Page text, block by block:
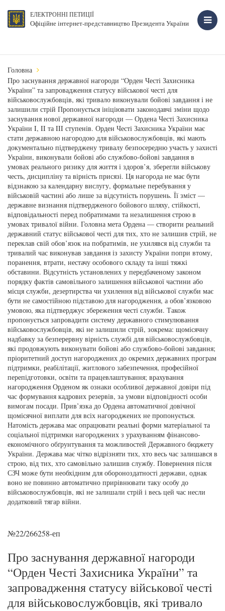
ЕЛЕКТРОННІ ПЕТИЦІЇ
Офіційне інтернет-представництво Президента України
Головна
Про заснування державної нагороди “Орден Честі Захисника
України” та запровадження статусу військової честі для
військовослужбовців, які тривало виконували бойові завдання і не
залишили стрій Пропонується ініціювати законодавчі зміни щодо
заснування нової державної нагороди — Ордена Честі Захисника
України I, II та III ступенів. Орден Честі Захисника України має
стати державною нагородою для військовослужбовців, які мають
документально підтверджену тривалу безпосередню участь у захисті
України, виконували бойові або службово-бойові завдання в
умовах реального ризику для життя і здоров’я, зберегли військову
честь, дисципліну та вірність присязі. Ця нагорода не має бути
відзнакою за календарну вислугу, формальне перебування у
військовій частині або лише за відсутність порушень. Її зміст —
державне визнання підтвердженого бойового шляху, стійкості,
відповідальності перед побратимами та незалишення строю в
умовах тривалої війни. Головна мета Ордена — створити реальний
державний статус військової честі для тих, хто не залишив стрій, не
переклав свій обов’язок на побратимів, не ухилявся від служби та
тривалий час виконував завдання із захисту України попри втому,
поранення, втрати, нестачу особового складу та інші тяжкі
обставини. Відсутність установлених у передбаченому законом
порядку фактів самовільного залишення військової частини або
місця служби, дезертирства чи ухилення від військової служби має
бути не самостійною підставою для нагородження, а обов’язковою
умовою, яка підтверджує збереження честі служби. Також
пропонується запровадити систему державного стимулювання
військовослужбовців, які не залишили стрій, зокрема: щомісячну
надбавку за безперервну вірність службі для військовослужбовців,
які продовжують виконувати бойові або службово-бойові завдання;
пріоритетний доступ нагороджених до окремих державних програм
підтримки, реабілітації, житлового забезпечення, професійної
перепідготовки, освіти та працевлаштування; врахування
нагородження Орденом як ознаки особливої державної довіри під
час формування кадрових резервів, за умови відповідності особи
вимогам посади. Прив’язка до Ордена автоматичної довічної
щомісячної виплати для всіх нагороджених не пропонується.
Натомість держава має опрацювати реальні форми матеріальної та
соціальної підтримки нагороджених з урахуванням фінансово-
економічного обґрунтування та можливостей Державного бюджету
України. Держава має чітко відрізняти тих, хто весь час залишався в
строю, від тих, хто самовільно залишив службу. Повернення після
СЗЧ може бути необхідним для обороноздатності держави, однак
воно не повинно автоматично прирівнювати таку особу до
військовослужбовців, які не залишали стрій і весь цей час несли
додатковий тягар війни.
№22/266258-еп
Про заснування державної нагороди
“Орден Честі Захисника України” та
запровадження статусу військової честі
для військовослужбовців, які тривало